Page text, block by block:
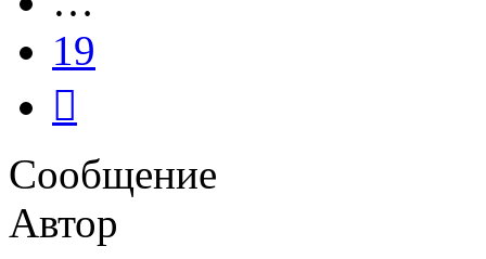
19
Сообщение
Автор